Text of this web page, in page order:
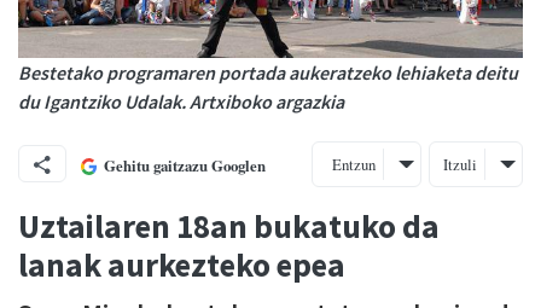
Bestetako programaren portada aukeratzeko lehiaketa deitu
du Igantziko Udalak. Artxiboko argazkia
Gehitu gaitzazu Googlen Entzun Itzuli
Uztailaren 18an bukatuko da
lanak aurkezteko epea